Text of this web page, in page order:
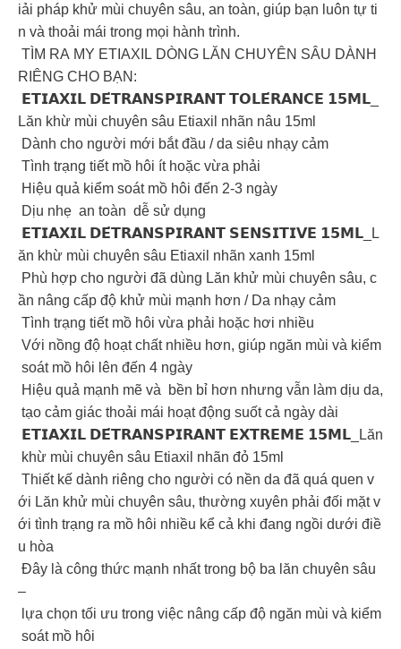
iải pháp khử mùi chuyên sâu, an toàn, giúp bạn luôn tự ti
n và thoải mái trong mọi hành trình.
TÌM RA MY ETIAXIL DÒNG LĂN CHUYÊN SÂU DÀNH
RIÊNG CHO BẠN:
𝗘𝗧𝗜𝗔𝗫𝗜𝗟 𝗗𝗘́𝗧𝗥𝗔𝗡𝗦𝗣𝗜𝗥𝗔𝗡𝗧 𝗧𝗢𝗟𝗘́𝗥𝗔𝗡𝗖𝗘 𝟭𝟱𝗠𝗟_
Lăn khừ mùi chuyên sâu Etiaxil nhãn nâu 15ml
Dành cho người mới bắt đầu / da siêu nhạy cảm
Tình trạng tiết mồ hôi ít hoặc vừa phải
Hiệu quả kiểm soát mồ hôi đến 2-3 ngày
Dịu nhẹ an toàn dễ sử dụng
𝗘𝗧𝗜𝗔𝗫𝗜𝗟 𝗗𝗘́𝗧𝗥𝗔𝗡𝗦𝗣𝗜𝗥𝗔𝗡𝗧 𝗦𝗘𝗡𝗦𝗜𝗧𝗜𝗩𝗘 𝟭𝟱𝗠𝗟_L
ăn khừ mùi chuyên sâu Etiaxil nhãn xanh 15ml
Phù hợp cho người đã dùng Lăn khử mùi chuyên sâu, c
ần nâng cấp độ khử mùi mạnh hơn / Da nhạy cảm
Tình trạng tiết mồ hôi vừa phải hoặc hơi nhiều
Với nồng độ hoạt chất nhiều hơn, giúp ngăn mùi và kiểm
soát mồ hôi lên đến 4 ngày
Hiệu quả mạnh mẽ và bền bỉ hơn nhưng vẫn làm dịu da,
tạo cảm giác thoải mái hoạt động suốt cả ngày dài
𝗘𝗧𝗜𝗔𝗫𝗜𝗟 𝗗𝗘́𝗧𝗥𝗔𝗡𝗦𝗣𝗜𝗥𝗔𝗡𝗧 𝗘𝗫𝗧𝗥𝗘𝗠𝗘 𝟭𝟱𝗠𝗟_Lăn
khừ mùi chuyên sâu Etiaxil nhãn đỏ 15ml
Thiết kế dành riêng cho người có nền da đã quá quen v
ới Lăn khử mùi chuyên sâu, thường xuyên phải đối mặt v
ới tình trạng ra mồ hôi nhiều kể cả khi đang ngồi dưới điề
u hòa
Đây là công thức mạnh nhất trong bộ ba lăn chuyên sâu
–
lựa chọn tối ưu trong việc nâng cấp độ ngăn mùi và kiểm
soát mồ hôi